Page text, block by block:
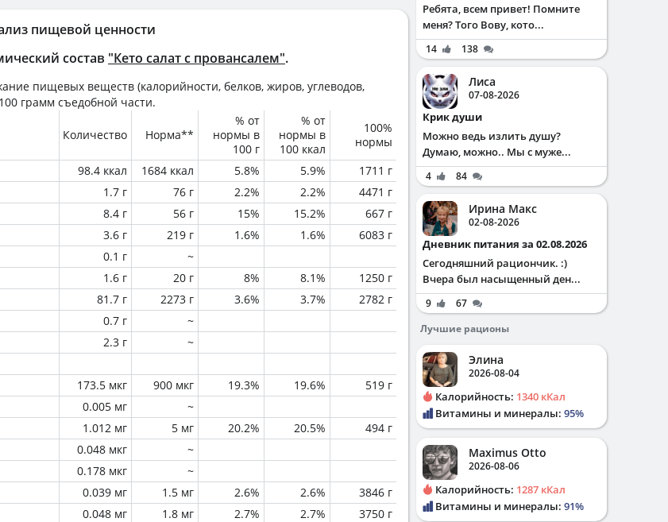
пищевой ценности
состав "Кето салат с провансалем".
пищевых веществ (калорийности, белков, жиров, углеводов,
100 грамм съедобной части.
Количество Норма**
% от
нормы в
100 г
% от
нормы в
100 ккал
100%
нормы
98.4 ккал 1684 ккал 5.8% 5.9%
1711 г
1.7 г 76 г 2.2% 2.2%
4471 г
8.4 г 56 г 15% 15.2%
667 г
3.6 г 219 г 1.6% 1.6%
6083 г
0.1 г
~
1.6 г 20 г 8% 8.1%
1250 г
81.7 г 2273 г 3.6% 3.7%
2782 г
0.7 г
~
2.3 г ~
173.5 мкг 900 мкг 19.3% 19.6%
519 г
0.005 мг
~
1.012 мг 5 мг 20.2% 20.5%
494 г
0.048 мкг
~
0.178 мкг
~
0.039 мг 1.5 мг 2.6% 2.6%
3846 г
0.048 мг 1.8 мг 2.7% 2.7%
3750 г
Ребята, всем привет! Помните
меня? Того Вову, кото...
14 138
Лиса
07-08-2026
Крик души
Можно ведь излить душу?
Думаю, можно.. Мы с муже...
4 84
Ирина Макс
02-08-2026
Дневник питания за 02.08.2026
Сегодняшний рациончик. :)
Вчера был насыщенный ден...
9
67
Лучшие рационы
Элина
2026-08-04
Калорийность: 1340 кКал
Витамины и минералы: 95%
Maximus Otto
2026-08-06
Калорийность: 1287 кКал
Витамины и минералы: 91%